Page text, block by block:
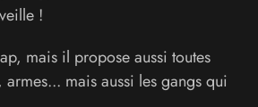
!
mais il propose aussi toutes
mais aussi les gangs qui